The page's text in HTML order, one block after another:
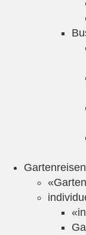
Gartenreisen